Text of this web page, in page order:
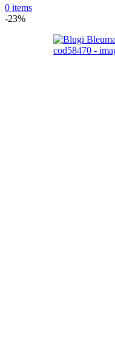
0 items
-23%